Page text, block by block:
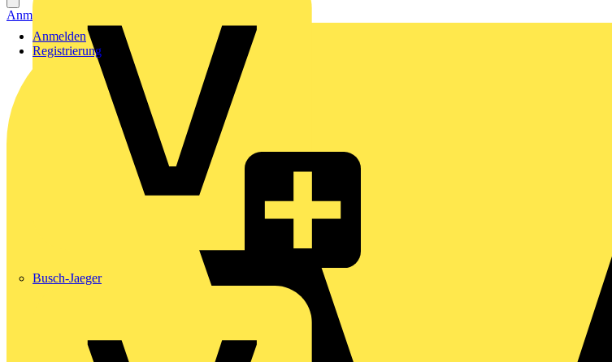
Busch-Jaeger
Anmelden
Registrierung
Anmelden